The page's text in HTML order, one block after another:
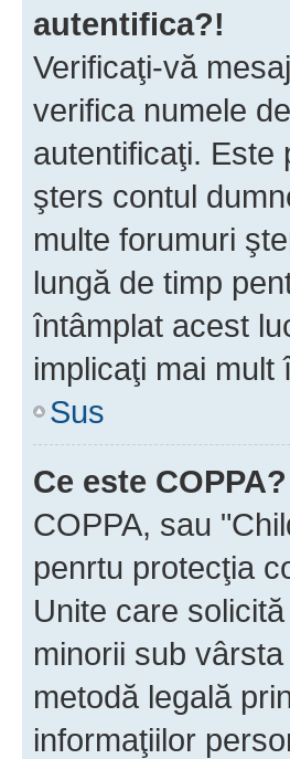
autentifica?!
Verificaţi-vă
verifica numele
autentificaţi. Este
şters contul
multe forumuri
lungă de timp
întâmplat acest
implicaţi mai mult
Sus
Ce este COPPA?
COPPA, sau
penrtu protecţia
Unite care
minorii sub
metodă legală
informaţiilor